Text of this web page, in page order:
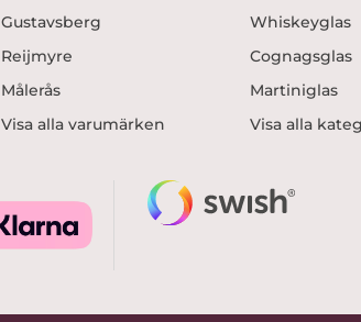
Gustavsberg
Reijmyre
Målerås
Visa alla varumärken
Whiskeyglas
Cognagsglas
Martiniglas
Visa alla